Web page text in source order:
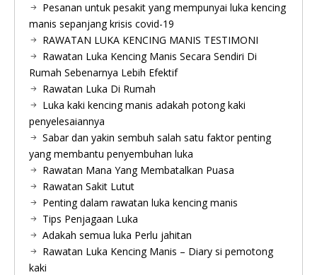
Pesanan untuk pesakit yang mempunyai luka kencing
manis sepanjang krisis covid-19
RAWATAN LUKA KENCING MANIS TESTIMONI
Rawatan Luka Kencing Manis Secara Sendiri Di
Rumah Sebenarnya Lebih Efektif
Rawatan Luka Di Rumah
Luka kaki kencing manis adakah potong kaki
penyelesaiannya
Sabar dan yakin sembuh salah satu faktor penting
yang membantu penyembuhan luka
Rawatan Mana Yang Membatalkan Puasa
Rawatan Sakit Lutut
Penting dalam rawatan luka kencing manis
Tips Penjagaan Luka
Adakah semua luka Perlu jahitan
Rawatan Luka Kencing Manis – Diary si pemotong
kaki